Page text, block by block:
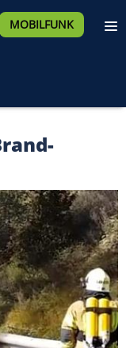
MOBILFUNK